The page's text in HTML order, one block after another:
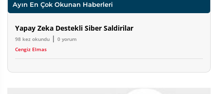
Ayın En Çok Okunan Haberleri
Yapay Zeka Destekli Siber Saldirilar
98 kez okundu | 0 yorum
Cengiz Elmas